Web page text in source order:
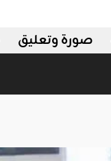
صورة وتعليق